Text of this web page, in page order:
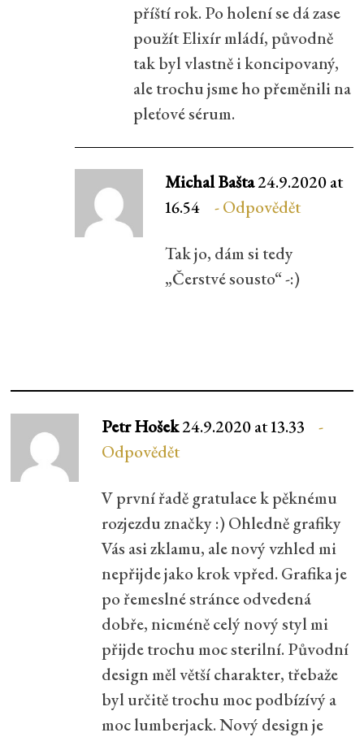
příští rok. Po holení se dá zase
použít Elixír mládí, původně
tak byl vlastně i koncipovaný,
ale trochu jsme ho přeměnili na
pleťové sérum.
Michal Bašta24.9.2020 at
16.54
Odpovědět
Tak jo, dám si tedy
„Čerstvé sousto“ -:)
Petr Hošek24.9.2020 at 13.33
Odpovědět
V první řadě gratulace k pěknému
rozjezdu značky :) Ohledně grafiky
Vás asi zklamu, ale nový vzhled mi
nepřijde jako krok vpřed. Grafika je
po řemeslné stránce odvedená
dobře, nicméně celý nový styl mi
přijde trochu moc sterilní. Původní
design měl větší charakter, třebaže
byl určitě trochu moc podbízívý a
moc lumberjack. Nový design je